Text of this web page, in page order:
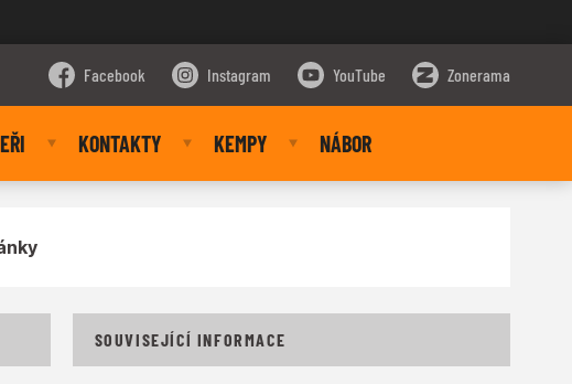
Facebook Instagram YouTube Zonerama
KONTAKTY KEMPY NÁBOR
SOUVISEJÍCÍ INFORMACE